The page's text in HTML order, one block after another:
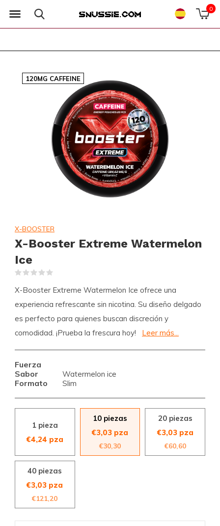
0
120MG CAFFEINE
X-BOOSTER
X-Booster Extreme Watermelon
Ice
X-Booster Extreme Watermelon Ice ofrece una
experiencia refrescante sin nicotina. Su diseño delgado
es perfecto para quienes buscan discreción y
comodidad. ¡Prueba la frescura hoy!
Leer más...
Fuerza
Sabor
Watermelon ice
Formato Slim
1 pieza
€4,24 pza
10 piezas
€3,03 pza
€30,30
20 piezas
€3,03 pza
€60,60
40 piezas
€3,03 pza
€121,20